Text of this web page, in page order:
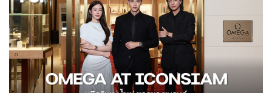
ชีวิตภายใต้ชื่อ SIRIRAJ H Solutions ซึ่งถือเป็นนวัตกรรม
บริการทางการแพทย์แห่งแรกที่เปิดให้บริการในศูนย์การค้า
เป็นระบบที่เรียกว่า Decentralized Health Center โดยมุ่งเน้น
ให้ผู้รับบริการสามารถเข้าถึงง่ายและสะดวก เหมาะกับไลฟ์
สไตล์ของคนรุ่นใหม่ที่ให้ความสำคัญกับการดูแลสุขภาพ